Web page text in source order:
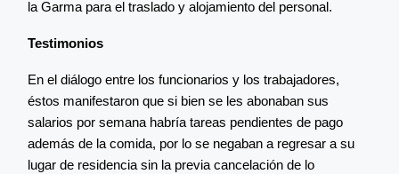
la Garma para el traslado y alojamiento del personal.
Testimonios
En el diálogo entre los funcionarios y los trabajadores,
éstos manifestaron que si bien se les abonaban sus
salarios por semana habría tareas pendientes de pago
además de la comida, por lo se negaban a regresar a su
lugar de residencia sin la previa cancelación de lo